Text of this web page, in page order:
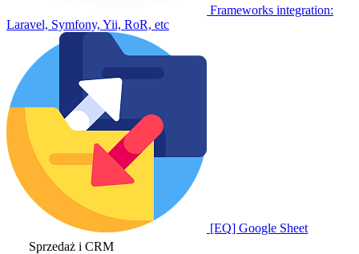
Frameworks integration:
Laravel, Symfony, Yii, RoR, etc
[EQ] Google Sheet
Sprzedaż i CRM